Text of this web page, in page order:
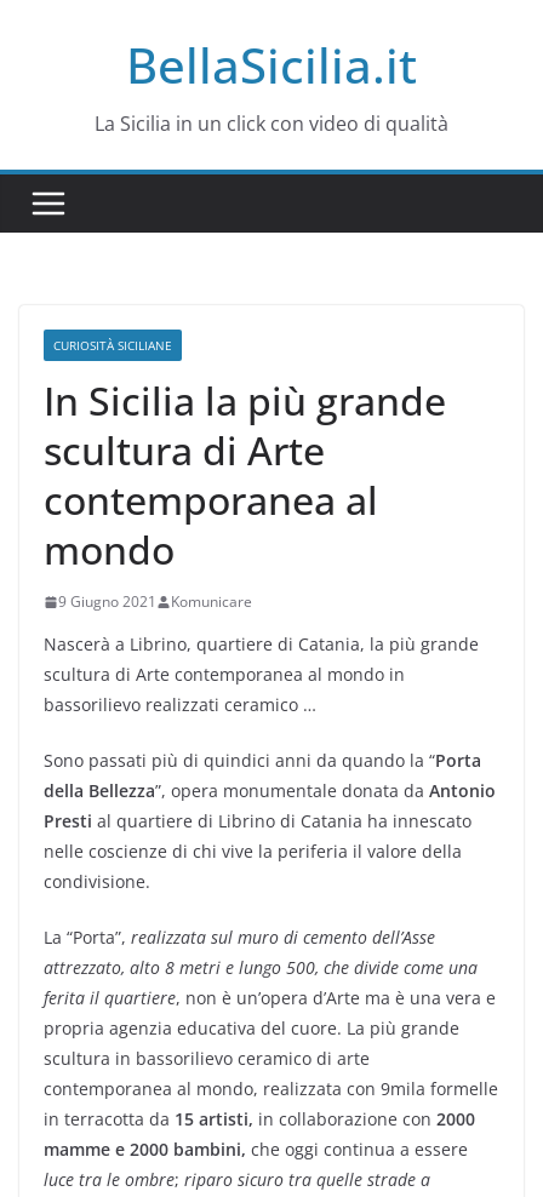
BellaSicilia.it
La Sicilia in un click con video di qualità
CURIOSITÀ SICILIANE
In Sicilia la più grande
scultura di Arte
contemporanea al
mondo
9 Giugno 2021 Komunicare
Nascerà a Librino, quartiere di Catania, la più grande
scultura di Arte contemporanea al mondo in
bassorilievo realizzati ceramico …
Sono passati più di quindici anni da quando la “Porta
della Bellezza”, opera monumentale donata da Antonio
Presti al quartiere di Librino di Catania ha innescato
nelle coscienze di chi vive la periferia il valore della
condivisione.
La “Porta”, realizzata sul muro di cemento dell’Asse
attrezzato, alto 8 metri e lungo 500, che divide come una
ferita il quartiere, non è un’opera d’Arte ma è una vera e
propria agenzia educativa del cuore. La più grande
scultura in bassorilievo ceramico di arte
contemporanea al mondo, realizzata con 9mila formelle
in terracotta da 15 artisti, in collaborazione con 2000
mamme e 2000 bambini, che oggi continua a essere
luce tra le ombre; riparo sicuro tra quelle strade a